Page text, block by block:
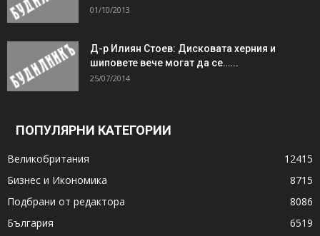
01/10/2013
Д-р Илиян Стоев: Дисковата херния и
шиповете вече могат да се…...
25/07/2014
ПОПУЛЯРНИ КАТЕГОРИИ
Великобритания
12415
Бизнес и Икономика
8715
Подбрани от редактора
8086
България
6519